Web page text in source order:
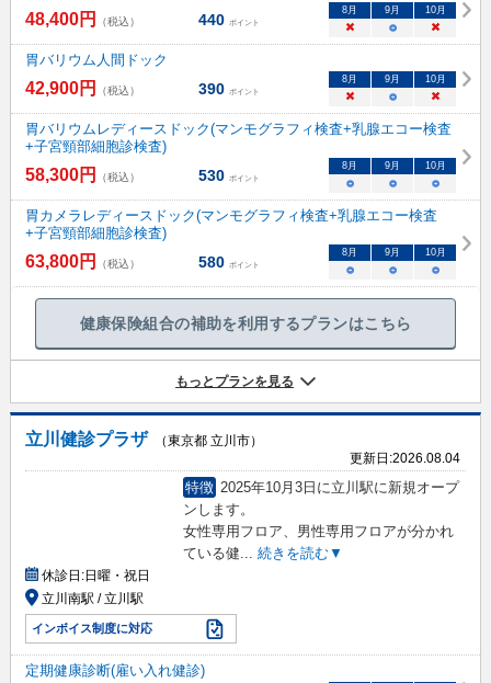
48,400円 （税込） 440 ポイント
8 月 9 月 10月
× ○ ×
胃バリウム人間ドック
42,900円 （税込） 390 ポイント
8 月 9 月 10月
× ○ ×
胃バリウムレディースドック(マンモグラフィ検査+乳腺エコー検査
+子宮頸部細胞診検査)
58,300円 （税込） 530 ポイント
8 月 9 月 10月
○ ○ ○
胃カメラレディースドック(マンモグラフィ検査+乳腺エコー検査
+子宮頸部細胞診検査)
63,800円 （税込） 580 ポイント
8 月 9 月 10月
○ ○ ○
健康保険組合の補助を利用するプランはこちら
もっとプランを見る
立川健診プラザ
（東京都 立川市）
更新日:2026.08.04
特徴 2025年10月3日に立川駅に新規オープ
ンします。
女性専用フロア、男性専用フロアが分かれ
ている健... 続きを読む▼
休診日:日曜・祝日
立川南駅 / 立川駅
インボイス制度に対応
定期健康診断(雇い入れ健診)